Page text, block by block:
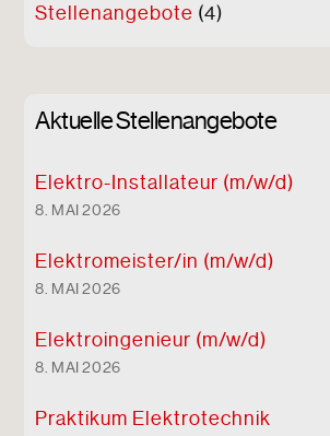
Stellenangebote (4)
Aktuelle Stellenangebote
Elektro-Installateur (m/w/d)
8. MAI 2026
Elektromeister/in (m/w/d)
8. MAI 2026
Elektroingenieur (m/w/d)
8. MAI 2026
Praktikum Elektrotechnik